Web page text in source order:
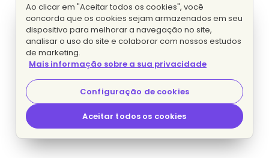
Ao clicar em "Aceitar todos os cookies", você
concorda que os cookies sejam armazenados em seu
dispositivo para melhorar a navegação no site,
analisar o uso do site e colaborar com nossos estudos
de marketing.
Mais informação sobre a sua privacidade
Configuração de cookies
Aceitar todos os cookies